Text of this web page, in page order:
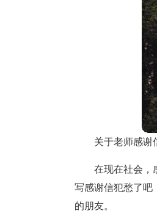
关于老师感谢
在现在社会，
写感谢信犯愁了吧
的朋友。